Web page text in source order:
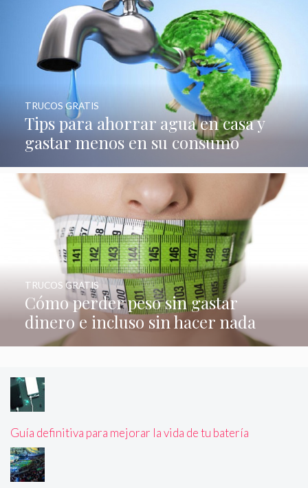
Tips para ahorrar agua en casa y
gastar menos en su consumo
TRUCOS GRATIS
Cómo perder peso sin gastar
dinero e incluso sin hacer nada
TRUCOS GRATIS
Guía definitiva para mejorar la vida de tu batería